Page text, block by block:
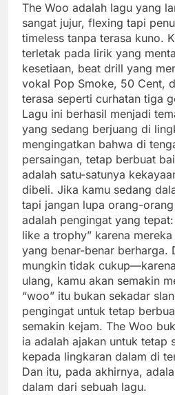
The Woo adalah lagu yang
sangat jujur, flexing tapi
timeless tanpa terasa kuno.
terletak pada lirik yang
kesetiaan, beat drill yang
vokal Pop Smoke, 50 Cent,
terasa seperti curhatan tiga
Lagu ini berhasil menjadi
yang sedang berjuang di
mengingatkan bahwa di
persaingan, tetap berbuat
adalah satu-satunya
dibeli. Jika kamu sedang
tapi jangan lupa orang-
adalah pengingat yang
like a trophy” karena
yang benar-benar berharga.
mungkin tidak
ulang, kamu akan semakin
“woo” itu bukan sekadar
pengingat untuk tetap
semakin kejam. The Woo
ia adalah ajakan untuk tetap
kepada lingkaran dalam di
Dan itu, pada akhirnya,
dalam dari sebuah lagu.